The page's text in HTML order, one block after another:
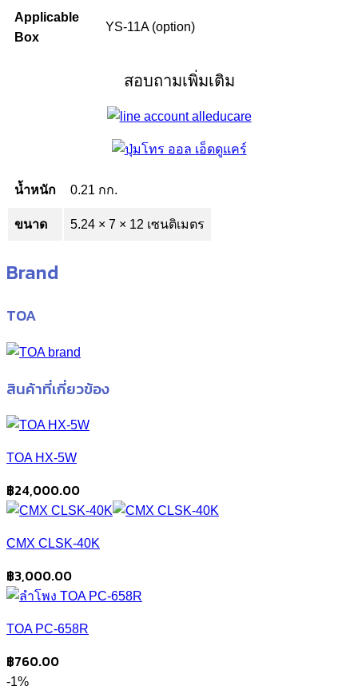
Applicable
Box
YS-11A (option)
สอบถามเพิ่มเติม
น้ำหนัก 0.21 กก.
ขนาด 5.24 × 7 × 12 เซนติเมตร
Brand
TOA
สินค้าที่เกี่ยวข้อง
TOA HX-5W
฿24,000.00
CMX CLSK-40K
฿3,000.00
TOA PC-658R
฿760.00
-1%